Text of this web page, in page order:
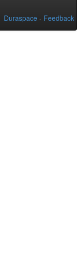
Duraspace - Feedback